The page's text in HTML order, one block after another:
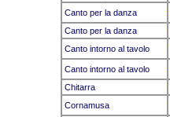
Canto per la danza
Canto per la danza
Canto intorno al tavolo
Canto intorno al tavolo
Chitarra
Cornamusa